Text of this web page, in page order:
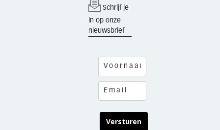
Schrijf je
in op onze
nieuwsbrief
Versturen